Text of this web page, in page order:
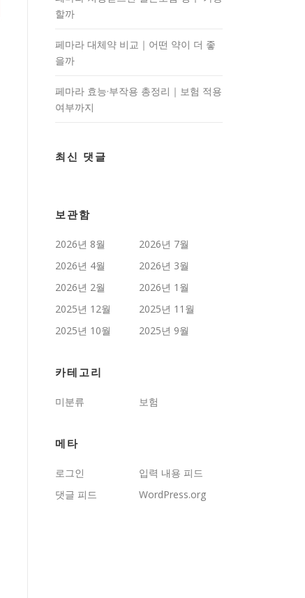
할까
페마라 대체약 비교｜어떤 약이 더 좋
을까
페마라 효능·부작용 총정리｜보험 적용
여부까지
최신 댓글
보관함
2026년 8월
2026년 7월
2026년 4월
2026년 3월
2026년 2월
2026년 1월
2025년 12월
2025년 11월
2025년 10월
2025년 9월
카테고리
미분류 보험
메타
로그인
입력 내용 피드
댓글 피드
WordPress.org